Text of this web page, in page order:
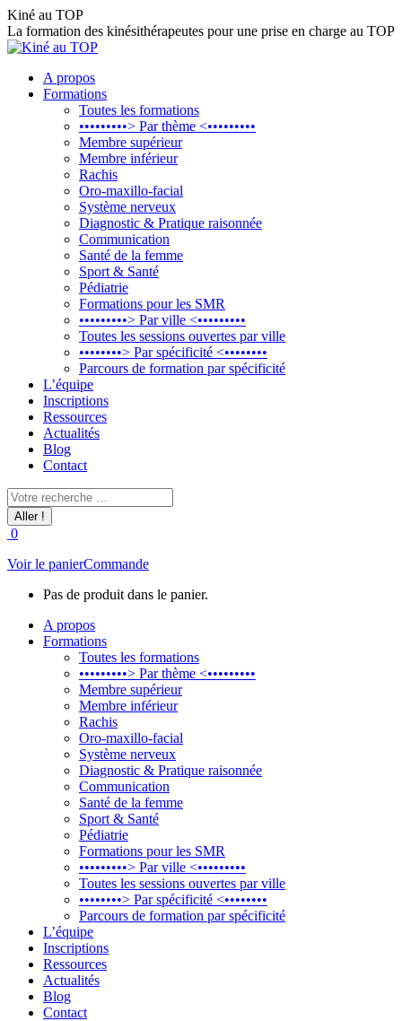
Aller
au
contenu
Kiné au TOP
La formation des kinésithérapeutes pour une prise en charge au TOP
A propos
Formations
Toutes les formations
•••••••••> Par thème <•••••••••
Membre supérieur
Membre inférieur
Rachis
Oro-maxillo-facial
Système nerveux
Diagnostic & Pratique raisonnée
Communication
Santé de la femme
Sport & Santé
Pédiatrie
Formations pour les SMR
•••••••••> Par ville <•••••••••
Toutes les sessions ouvertes par ville
••••••••> Par spécificité <••••••••
Parcours de formation par spécificité
L’équipe
Inscriptions
Ressources
Actualités
Blog
Contact
Recherche
:
0
Voir le panierCommande
Pas de produit dans le panier.
A propos
Formations
Toutes les formations
•••••••••> Par thème <•••••••••
Membre supérieur
Membre inférieur
Rachis
Oro-maxillo-facial
Système nerveux
Diagnostic & Pratique raisonnée
Communication
Santé de la femme
Sport & Santé
Pédiatrie
Formations pour les SMR
•••••••••> Par ville <•••••••••
Toutes les sessions ouvertes par ville
••••••••> Par spécificité <••••••••
Parcours de formation par spécificité
L’équipe
Inscriptions
Ressources
Actualités
Blog
Contact